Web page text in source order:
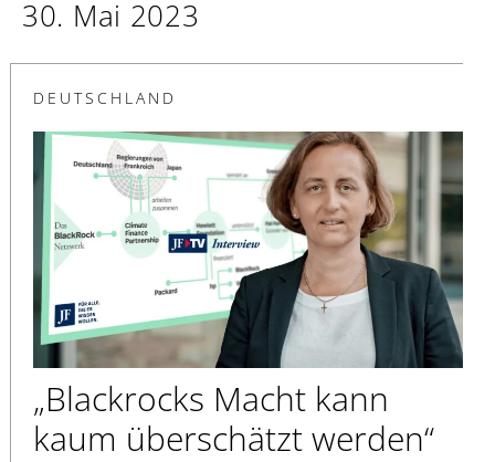
30. Mai 2023
DEUTSCHLAND
„Blackrocks Macht kann
kaum überschätzt werden“